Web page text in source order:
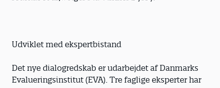
Udviklet med ekspertbistand
Det nye dialogredskab er udarbejdet af Danmarks
Evalueringsinstitut (EVA). Tre faglige eksperter har